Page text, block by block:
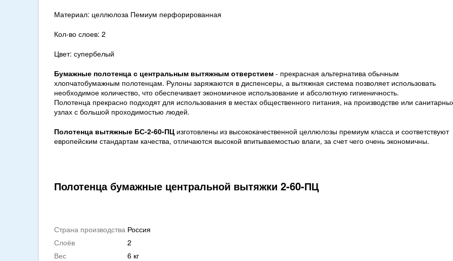
Материал: целлюлоза Пемиум перфорированная
Кол-во слоев: 2
Цвет: супербелый
Бумажные полотенца с центральным вытяжным отверстием- прекрасная альтернатива обычным
хлопчатобумажным полотенцам. Рулоны заряжаются в диспенсеры, а вытяжная система позволяет использовать
необходимое количество, что обеспечивает экономичное использование и абсолютную гигиеничность.
Полотенца прекрасно подходят для использования в местах общественного питания, на производстве или
узлах с большой проходимостью людей.
Полотенца вытяжные БС-2-60-ПЦ изготовлены из высококачественной целлюлозы премиум класса и соответствуют
европейским стандартам качества, отличаются высокой впитываемостью влаги, за счет чего очень экономичны.
Полотенца бумажные центральной вытяжки 2-60-ПЦ
Страна производства Россия
Слоёв
2
Вес
6 кг